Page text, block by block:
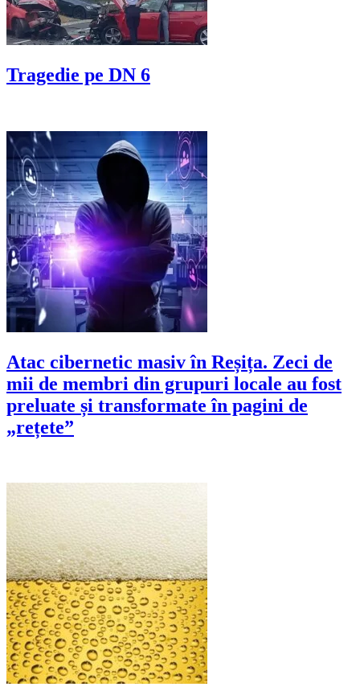
Tragedie pe DN 6
Atac cibernetic masiv în Reșița. Zeci de
mii de membri din grupuri locale au fost
preluate și transformate în pagini de
„rețete”